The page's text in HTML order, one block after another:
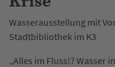
Wasserausstellung mit
Stadtbibliothek im K3
„Alles im Fluss!? Wasser